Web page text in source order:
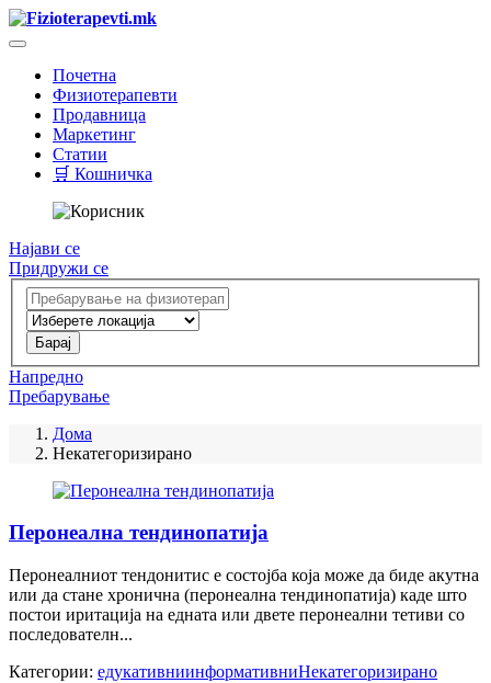
Почетна
Физиотерапевти
Продавница
Маркетинг
Статии
🛒 Кошничка
Најави се
Придружи се
Напредно
Пребарување
Дома
Некатегоризирано
Перонеална тендинопатија
Перонеалниот тендонитис е состојба која може да биде акутна
или да стане хронична (перонеална тендинопатија) каде што
постои иритација на едната или двете перонеални тетиви со
последователн...
Категории: едукативниинформативниНекатегоризирано